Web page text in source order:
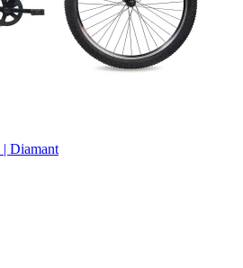
| Diamant